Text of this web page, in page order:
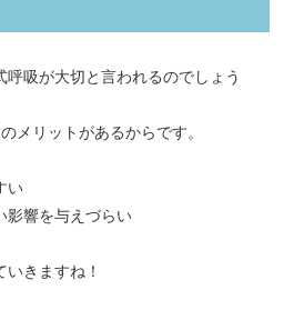
呼吸が大切と言われるのでしょう
メリットがあるからです。
い
影響を与えづらい
きますね！